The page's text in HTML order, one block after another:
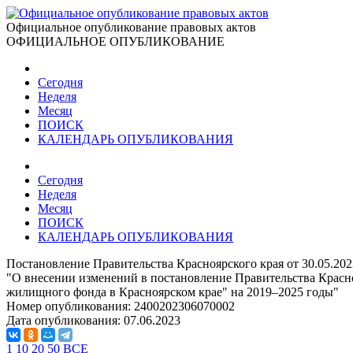
Официальное опубликование правовых актов
ОФИЦИАЛЬНОЕ ОПУБЛИКОВАНИЕ
Сегодня
Неделя
Месяц
ПОИСК
КАЛЕНДАРЬ ОПУБЛИКОВАНИЯ
Сегодня
Неделя
Месяц
ПОИСК
КАЛЕНДАРЬ ОПУБЛИКОВАНИЯ
Постановление Правительства Красноярского края от
"О внесении изменений в постановление Правительства
жилищного фонда в Красноярском крае" на 2019–2025 годы"
Номер опубликования: 2400202306070002
Дата опубликования: 07.06.2023
1 10 20 50 ВСЕ